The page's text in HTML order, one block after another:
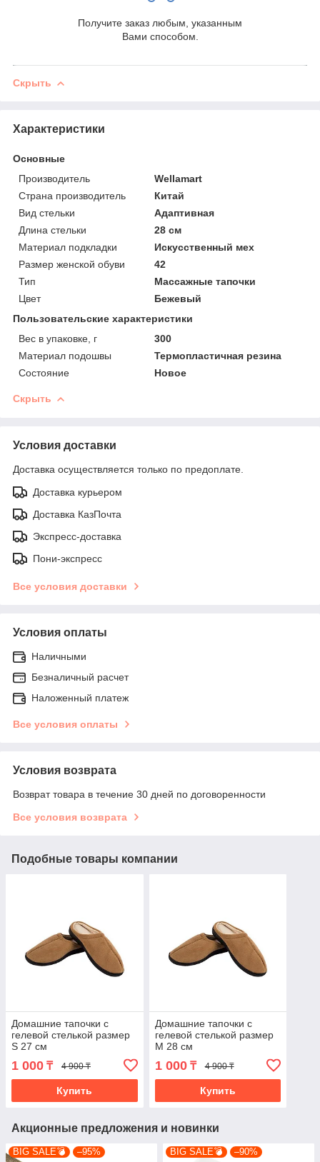
Получите заказ любым, указанным
Вами способом.
Скрыть
Характеристики
Основные
Производитель
Wellamart
Страна производитель
Китай
Вид стельки
Адаптивная
Длина стельки
28 см
Материал подкладки
Искусственный мех
Размер женской обуви
42
Тип
Массажные тапочки
Цвет
Бежевый
Пользовательские характеристики
Вес в упаковке, г
300
Материал подошвы
Термопластичная резина
Состояние
Новое
Скрыть
Условия доставки
Доставка осуществляется только по предоплате.
Доставка курьером
Доставка КазПочта
Экспресс-доставка
Пони-экспресс
Все условия доставки
Условия оплаты
Наличными
Безналичный расчет
Наложенный платеж
Все условия оплаты
Условия возврата
Возврат товара в течение 30 дней по договоренности
Все условия возврата
Подобные товары компании
Домашние тапочки с
гелевой стелькой размер
S 27 см
1 000 ₸ 4 900 ₸
Купить
Домашние тапочки с
гелевой стелькой размер
M 28 см
1 000₸ 4 900 ₸
Купить
Акционные предложения и новинки
BIG SALE💣 –95% BIG SALE💣 –90%